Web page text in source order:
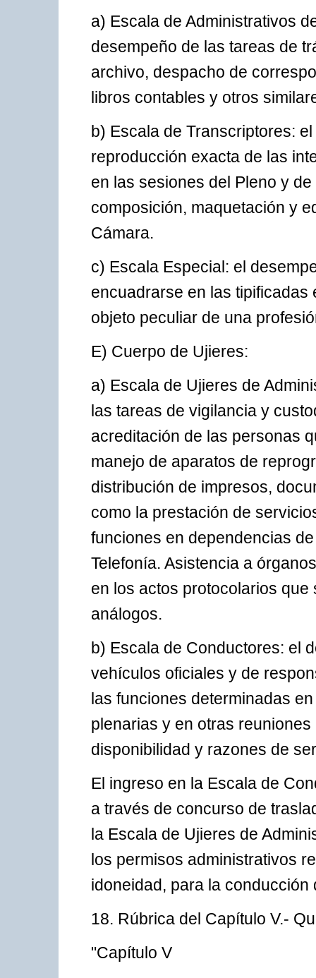
a) Escala de Administrativos
desempeño de las tareas de
archivo, despacho de
libros contables y otros
b) Escala de Transcriptores:
reproducción exacta de las
en las sesiones del Pleno y
composición, maquetación y
Cámara.
c) Escala Especial: el
encuadrarse en las
objeto peculiar de una
E) Cuerpo de Ujieres:
a) Escala de Ujieres de
las tareas de vigilancia y
acreditación de las personas
manejo de aparatos de
distribución de impresos,
como la prestación de
funciones en dependencias
Telefonía. Asistencia a
en los actos protocolarios
análogos.
b) Escala de Conductores: el
vehículos oficiales y de
las funciones determinadas
plenarias y en otras
disponibilidad y razones de
El ingreso en la Escala de
a través de concurso de
la Escala de Ujieres de
los permisos administrativos
idoneidad, para la
18. Rúbrica del Capítulo V.-
"Capítulo V